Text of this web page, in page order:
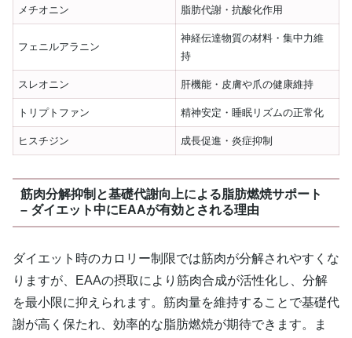
メチオニン 脂肪代謝・抗酸化作用
フェニルアラニン
神経伝達物質の材料・集中力維
持
スレオニン 肝機能・皮膚や爪の健康維持
トリプトファン 精神安定・睡眠リズムの正常化
ヒスチジン 成長促進・炎症抑制
筋肉分解抑制と基礎代謝向上による脂肪燃焼サポート
– ダイエット中にEAAが有効とされる理由
ダイエット時のカロリー制限では筋肉が分解されやすくな
りますが、EAAの摂取により筋肉合成が活性化し、分解
を最小限に抑えられます。筋肉量を維持することで基礎代
謝が高く保たれ、効率的な脂肪燃焼が期待できます。ま